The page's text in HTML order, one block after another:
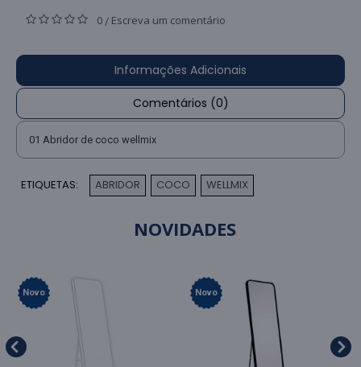
0 / Escreva um comentário
Informações Adicionais
Comentários (0)
01 Abridor de coco wellmix
ETIQUETAS: ABRIDOR COCO WELLMIX
NOVIDADES
Novo Novo